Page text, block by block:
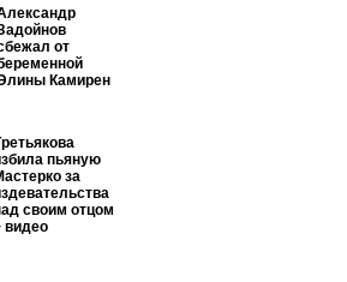
от
Камирен
пьяную
за
своим отцом
видео